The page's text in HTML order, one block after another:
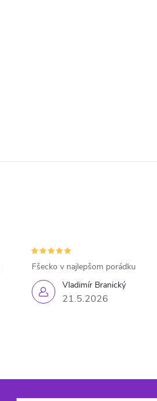
Vladimír Branický
21.5.2026
Fšecko v najlepšom porádku